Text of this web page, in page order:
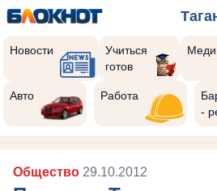
Новости
Учиться
готов
Авто Работа
-
Общество 29.10.2012